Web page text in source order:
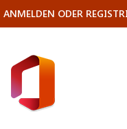
ANMELDEN ODER